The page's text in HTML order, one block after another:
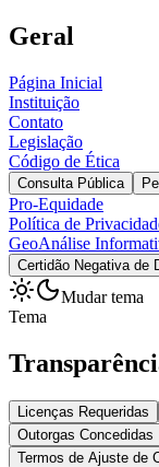
Geral
Página Inicial
Instituição
Contato
Legislação
Código de Ética
Consulta Pública
Pro-Equidade
Política de
GeoAnálise
Certidão Negativa de
Mudar tema
Tema
Licenças Requeridas
Outorgas Concedidas
Termos de Ajuste de